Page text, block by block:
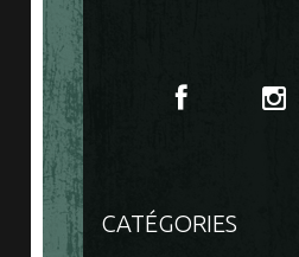
CATÉGORIES